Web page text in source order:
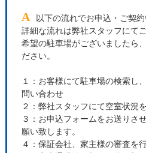
A
以下の流れでお申込・ご契約
詳細な流れは弊社スタッフにて
希望の駐車場がございましたら
ださい。
１：お客様にて駐車場の検索し
問い合わせ
２：弊社スタッフにて空室状況
３：お申込フォームをお送りさ
願い致します。
４：保証会社、家主様の審査を